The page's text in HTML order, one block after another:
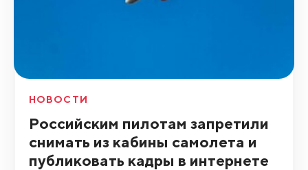
НОВОСТИ
Российским пилотам запретили
снимать из кабины самолета и
публиковать кадры в интернете